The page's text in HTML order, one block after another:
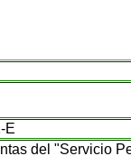
E
del "Servicio